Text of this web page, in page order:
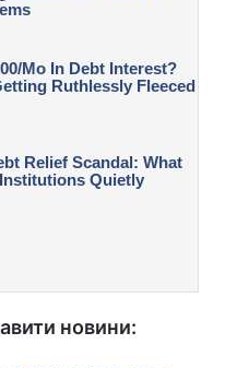
новини: